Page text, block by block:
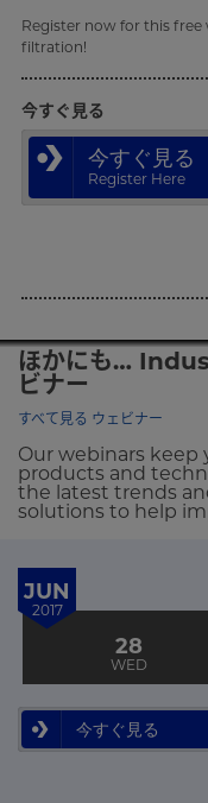
Register now for this
filtration!
今すぐ見る
今すぐ見る
Register Here
ほかにも…
ビナー
すべて見る ウェビナー
Our webinars
products and
the latest trends
solutions to help
JUN
2017
28
WED
今すぐ見る